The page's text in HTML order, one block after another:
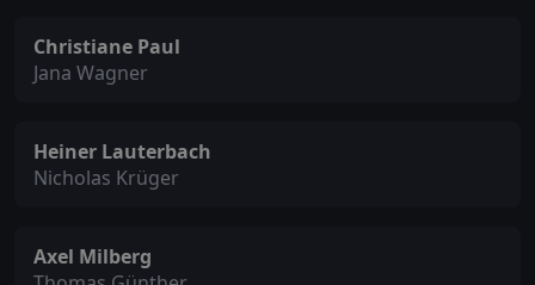
Christiane Paul
Jana Wagner
Heiner Lauterbach
Nicholas Krüger
Axel Milberg